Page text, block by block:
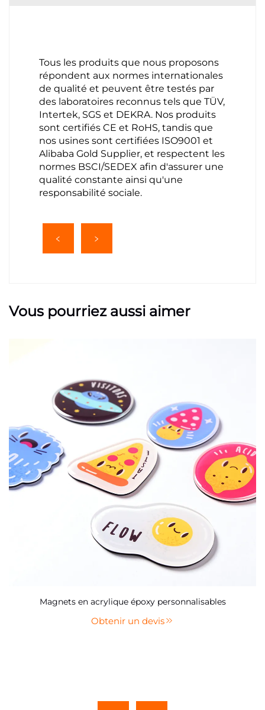
Tous les produits que nous proposons
répondent aux normes internationales
de qualité et peuvent être testés par
des laboratoires reconnus tels que TÜV,
Intertek, SGS et DEKRA. Nos produits
sont certifiés CE et RoHS, tandis que
nos usines sont certifiées ISO9001 et
Alibaba Gold Supplier, et respectent les
normes BSCI/SEDEX afin d'assurer une
qualité constante ainsi qu'une
responsabilité sociale.
Vous pourriez aussi aimer
Magnets en acrylique époxy personnalisables
Obtenir un devis